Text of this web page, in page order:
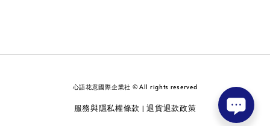
心語花意國際企業社 © All rights reserved
服務與隱私權條款 |退貨退款政策